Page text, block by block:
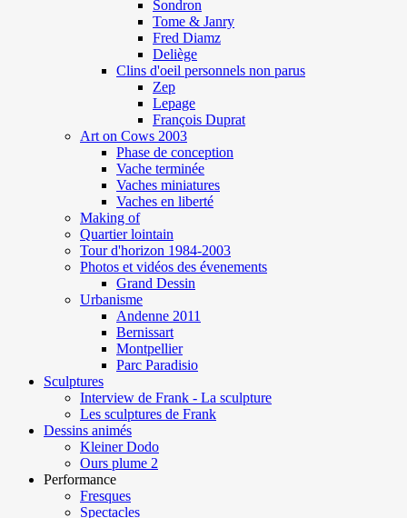
Sondron
Tome & Janry
Fred Diamz
Deliège
Clins d'oeil personnels non parus
Zep
Lepage
François Duprat
Art on Cows 2003
Phase de conception
Vache terminée
Vaches miniatures
Vaches en liberté
Making of
Quartier lointain
Tour d'horizon 1984-2003
Photos et vidéos des évenements
Grand Dessin
Urbanisme
Andenne 2011
Bernissart
Montpellier
Parc Paradisio
Sculptures
Interview de Frank - La sculpture
Les sculptures de Frank
Dessins animés
Kleiner Dodo
Ours plume 2
Performance
Fresques
Spectacles